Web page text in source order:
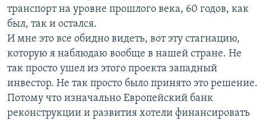
транспорт на уровне прошлого века, 60 годов, как
был, так и остался.
И мне это все обидно видеть, вот эту стагнацию,
которую я наблюдаю вообще в нашей стране. Не
так просто ушел из этого проекта западный
инвестор. Не так просто было принято это решение.
Потому что изначально Европейский банк
реконструкции и развития хотели финансировать